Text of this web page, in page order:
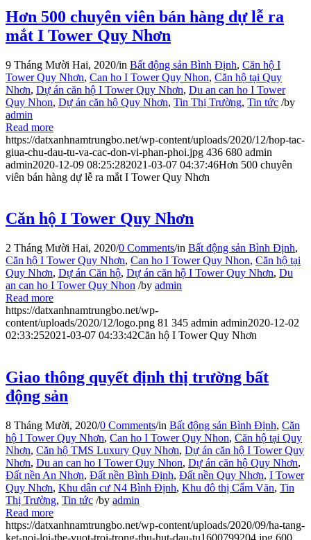
Hơn 500 chuyên viên bán hàng dự lễ ra
mắt I Tower Quy Nhơn
9 Tháng Mười Hai, 2020/in Bất động sản Bình Định, Căn hộ I
Tower Quy Nhơn, Can ho I Tower Quy Nhon, Căn hộ tại Quy
Nhơn, Dự án căn hộ I Tower Quy Nhơn, Du an can ho I Tower
Quy Nhon, Dự án căn hộ Quy Nhơn, Tin Thị Trường, Tin tức /by
admin
Read more
https://datxanhnamtrungbo.net/wp-content/uploads/2020/12/hop-tac-
giua-chu-dau-tu-va-cac-don-vi-phan-phoi.jpg 436 680 admin
admin2020-12-09 08:25:282021-03-07 04:37:46Hơn 500 chuyên
viên bán hàng dự lễ ra mắt I Tower Quy Nhơn
Căn hộ I Tower Quy Nhơn
2 Tháng Mười Hai, 2020/0 Comments/in Bất động sản Bình Định,
Căn hộ I Tower Quy Nhơn, Can ho I Tower Quy Nhon, Căn hộ tại
Quy Nhơn, Dự án Căn hộ, Dự án căn hộ I Tower Quy Nhơn, Du
an can ho I Tower Quy Nhon /by admin
Read more
https://datxanhnamtrungbo.net/wp-
content/uploads/2020/12/logo.png 81 345 admin admin2020-12-02
02:33:252021-03-07 04:33:42Căn hộ I Tower Quy Nhơn
Giao thông quyết định thị trường bất
động sản
8 Tháng Mười, 2020/0 Comments/in Bất động sản Bình Định, Căn
hộ I Tower Quy Nhơn, Can ho I Tower Quy Nhon, Căn hộ tại Quy
Nhơn, Căn hộ TMS Luxury Quy Nhơn, Dự án căn hộ I Tower Quy
Nhơn, Du an can ho I Tower Quy Nhon, Dự án căn hộ Quy Nhơn,
Đất nền An Nhơn, Đất nền Bình Định, Đất nền Quy Nhơn, I Tower
Quy Nhơn, Khu dân cư N4 Bình Định, Khu đô thị Cẩm Văn, Tin
Thị Trường, Tin tức /by admin
Read more
https://datxanhnamtrungbo.net/wp-content/uploads/2020/09/ha-tang-